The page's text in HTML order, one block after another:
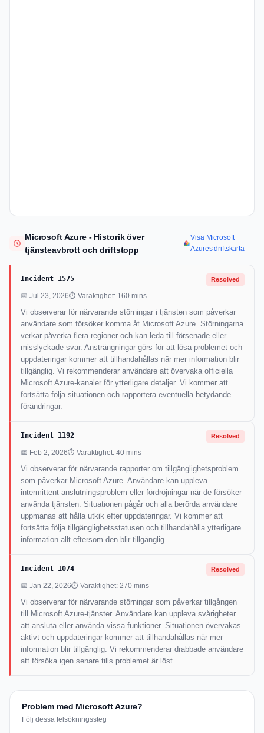
Microsoft Azure - Historik över
tjänsteavbrott och driftstopp
Visa Microsoft
Azures driftskarta
Incident 1575 Resolved
📅 Jul 23, 2026⏱ Varaktighet: 160 mins
Vi observerar för närvarande störningar i tjänsten som påverkar
användare som försöker komma åt Microsoft Azure. Störningarna
verkar påverka flera regioner och kan leda till försenade eller
misslyckade svar. Ansträngningar görs för att lösa problemet och
uppdateringar kommer att tillhandahållas när mer information blir
tillgänglig. Vi rekommenderar användare att övervaka officiella
Microsoft Azure-kanaler för ytterligare detaljer. Vi kommer att
fortsätta följa situationen och rapportera eventuella betydande
förändringar.
Incident 1192 Resolved
📅 Feb 2, 2026⏱ Varaktighet: 40 mins
Vi observerar för närvarande rapporter om tillgänglighetsproblem
som påverkar Microsoft Azure. Användare kan uppleva
intermittent anslutningsproblem eller fördröjningar när de försöker
använda tjänsten. Situationen pågår och alla berörda användare
uppmanas att hålla utkik efter uppdateringar. Vi kommer att
fortsätta följa tillgänglighetsstatusen och tillhandahålla ytterligare
information allt eftersom den blir tillgänglig.
Incident 1074 Resolved
📅 Jan 22, 2026⏱ Varaktighet: 270 mins
Vi observerar för närvarande störningar som påverkar tillgången
till Microsoft Azure-tjänster. Användare kan uppleva svårigheter
att ansluta eller använda vissa funktioner. Situationen övervakas
aktivt och uppdateringar kommer att tillhandahållas när mer
information blir tillgänglig. Vi rekommenderar drabbade användare
att försöka igen senare tills problemet är löst.
Problem med Microsoft Azure?
Följ dessa felsökningssteg